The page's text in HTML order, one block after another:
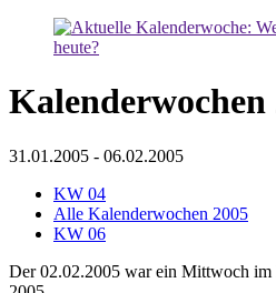
Kalenderwochen
31.01.2005 - 06.02.2005
KW 04
Alle Kalenderwochen 2005
KW 06
Der 02.02.2005 war ein Mittwoch